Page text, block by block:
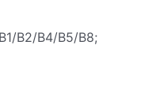
B2/B4/B5/B8;